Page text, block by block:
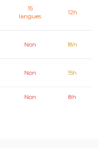
15
langues
12h
Non 18h
Non 15h
Non 8h